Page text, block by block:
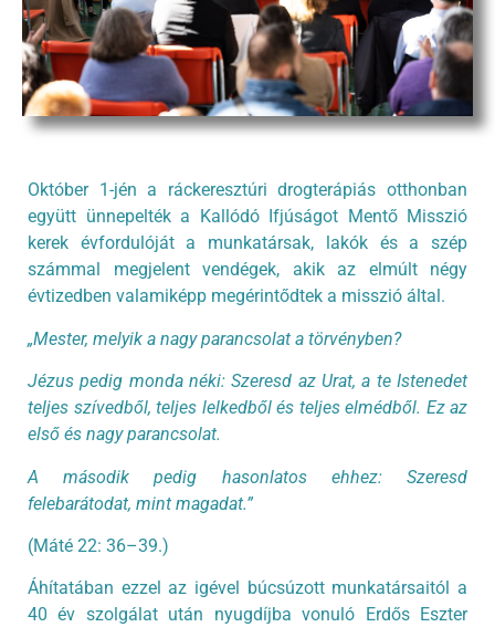
Október 1-jén a ráckeresztúri drogterápiás otthonban
együtt ünnepelték a Kallódó Ifjúságot Mentő Misszió
kerek évfordulóját a munkatársak, lakók és a szép
számmal megjelent vendégek, akik az elmúlt négy
évtizedben valamiképp megérintődtek a misszió által.
„Mester, melyik a nagy parancsolat a törvényben?
Jézus pedig monda néki: Szeresd az Urat, a te Istenedet
teljes szívedből, teljes lelkedből és teljes elmédből. Ez az
első és nagy parancsolat.
A második pedig hasonlatos ehhez: Szeresd
felebarátodat, mint magadat.”
(Máté 22: 36–39.)
Áhítatában ezzel az igével búcsúzott munkatársaitól a
40 év szolgálat után nyugdíjba vonuló Erdős Eszter